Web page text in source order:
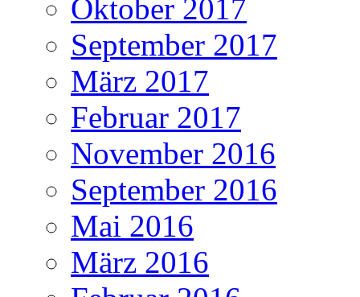
Oktober 2017
September 2017
März 2017
Februar 2017
November 2016
September 2016
Mai 2016
März 2016